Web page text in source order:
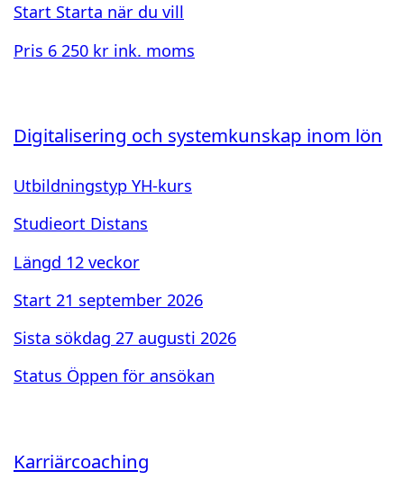
Start Starta när du vill
Pris 6 250 kr ink. moms
Digitalisering och systemkunskap inom lön
Utbildningstyp YH-kurs
Studieort Distans
Längd 12 veckor
Start 21 september 2026
Sista sökdag 27 augusti 2026
Status Öppen för ansökan
Karriärcoaching